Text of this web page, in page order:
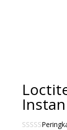
Instan